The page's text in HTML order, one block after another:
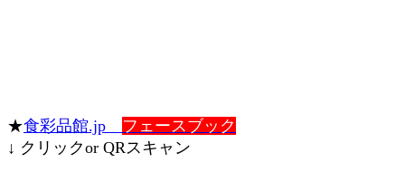
★食彩品館.jp フェースブック
↓ クリックor QRスキャン